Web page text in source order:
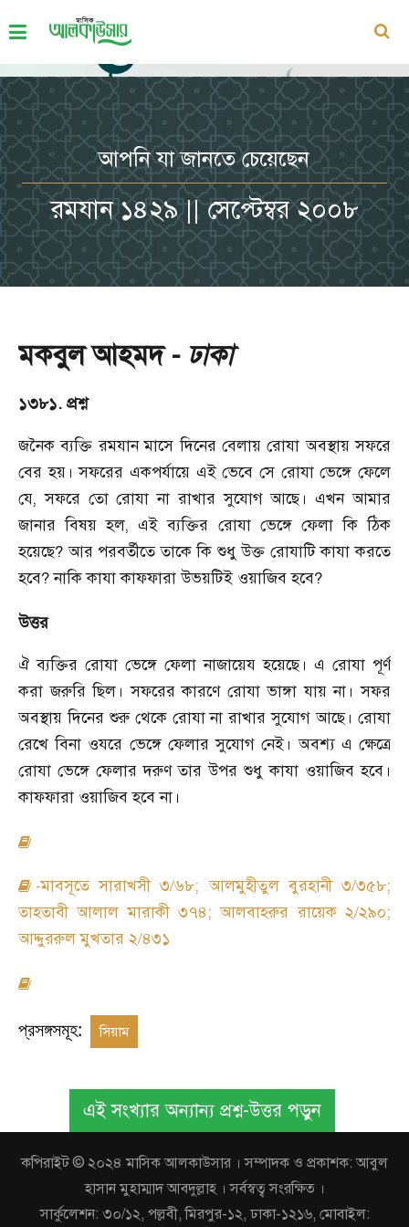
আপনি যা জানতে চেয়েছেন
রমযান ১৪২৯ || সেপ্টেম্বর ২০০৮
মকবুল আহমদ - ঢাকা
১৩৮১. প্রশ্ন
জনৈক ব্যক্তি রমযান মাসে দিনের বেলায় রোযা অবস্থায় সফরে
বের হয়। সফরের একপর্যায়ে এই ভেবে সে রোযা ভেঙ্গে ফেলে
যে, সফরে তো রোযা না রাখার সুযোগ আছে। এখন আমার
জানার বিষয় হল, এই ব্যক্তির রোযা ভেঙ্গে ফেলা কি ঠিক
হয়েছে? আর পরবর্তীতে তাকে কি শুধু উক্ত রোযাটি কাযা করতে
হবে? নাকি কাযা কাফফারা উভয়টিই ওয়াজিব হবে?
উত্তর
ঐ ব্যক্তির রোযা ভেঙ্গে ফেলা নাজায়েয হয়েছে। এ রোযা পূর্ণ
করা জরুরি ছিল। সফরের কারণে রোযা ভাঙ্গা যায় না। সফর
অবস্থায় দিনের শুরু থেকে রোযা না রাখার সুযোগ আছে। রোযা
রেখে বিনা ওযরে ভেঙ্গে ফেলার সুযোগ নেই। অবশ্য এ ক্ষেত্রে
রোযা ভেঙ্গে ফেলার দরুণ তার উপর শুধু কাযা ওয়াজিব হবে।
কাফফারা ওয়াজিব হবে না।
-মাবসূতে সারাখসী ৩/৬৮; আলমুহীতুল বুরহানী ৩/৩৫৮;
তাহতাবী আলাল মারাকী ৩৭৪; আলবাহরুর রায়েক ২/২৯০;
আদ্দুররুল মুখতার ২/৪৩১
প্রসঙ্গসমূহ: সিয়াম
এই সংখ্যার অন্যান্য প্রশ্ন-উত্তর পড়ুন
কপিরাইট © ২০২৪ মাসিক আলকাউসার । সম্পাদক ও প্রকাশক: আবুল
হাসান মুহাম্মাদ আবদুল্লাহ । সর্বস্বত্ব সংরক্ষিত ।
সার্কুলেশন: ৩০/১২, পল্লবী, মিরপুর-১২, ঢাকা-১২১৬, মোবাইল: